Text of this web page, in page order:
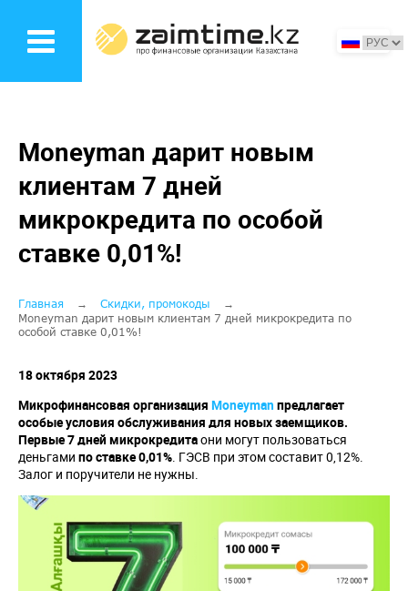
основному
Moneyman дарит новым
клиентам 7 дней
микрокредита по особой
ставке 0,01%!
Строка
навигации
Главная
Скидки, промокоды
Moneyman дарит новым клиентам 7 дней микрокредита по
особой ставке 0,01%!
18 октября 2023
Микрофинансовая организация Moneyman предлагает
особые условия обслуживания для новых заемщиков.
Первые 7 дней микрокредитаони могут пользоваться
деньгами по ставке 0,01%. ГЭСВ при этом составит 0,12%.
Залог и поручители не нужны.